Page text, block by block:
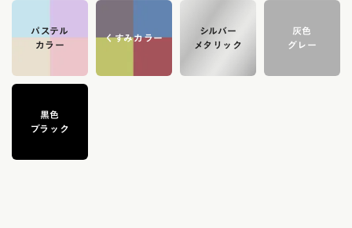
パステル
カラー
くすみカラー
シルバー
メタリック
灰色
グレー
黒色
ブラック